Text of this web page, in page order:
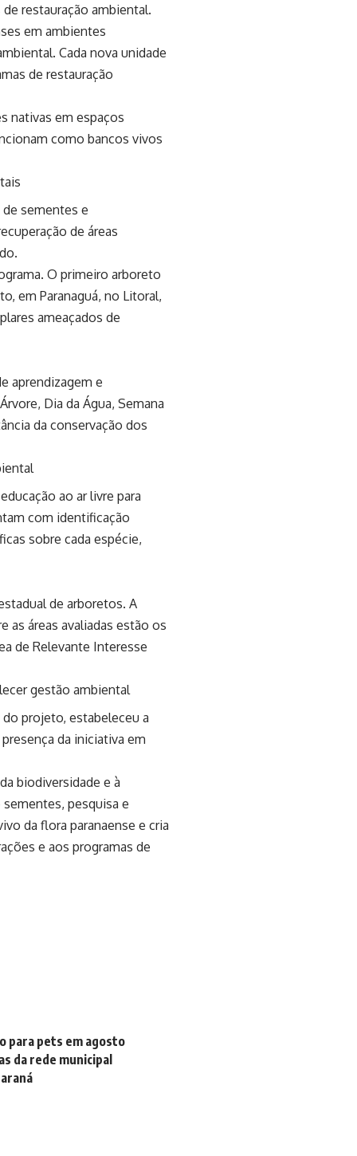
restauração ambiental.
em ambientes
Cada nova unidade
de restauração
nativas em espaços
como bancos vivos
de sementes e
de áreas
O primeiro arboreto
em Paranaguá, no Litoral,
ameaçados de
aprendizagem e
Dia da Água, Semana
da conservação dos
ao ar livre para
com identificação
sobre cada espécie,
de arboretos. A
as áreas avaliadas estão os
de Relevante Interesse
gestão ambiental
projeto, estabeleceu a
da iniciativa em
biodiversidade e à
pesquisa e
da flora paranaense e cria
e aos programas de
para pets em agosto
da rede municipal